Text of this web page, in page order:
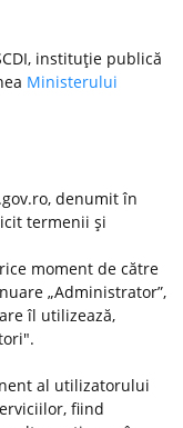
instituţie publică
Ministerului
denumit în
termenii şi
moment de către
„Administrator”,
îl utilizează,
al utilizatorului
fiind